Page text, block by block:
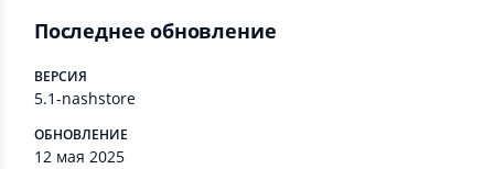
Последнее обновление
ВЕРСИЯ
5.1-nashstore
ОБНОВЛЕНИЕ
12 мая 2025